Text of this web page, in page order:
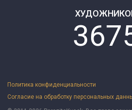
Политика конфиденциальности
Согласие на обработку персональных